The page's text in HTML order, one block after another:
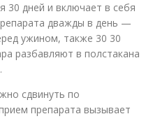
30 дней и включает в себя
дважды в день —
ужином, также 30 30
разбавляют в полстакана
сдвинуть по
препарата вызывает